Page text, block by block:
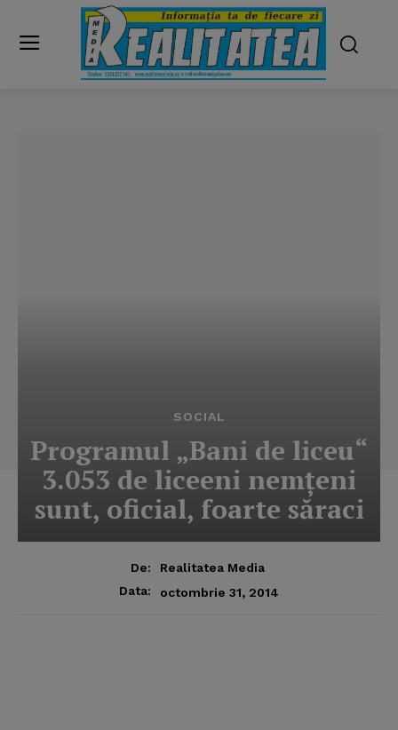
SOCIAL
Programul „Bani de liceu“
3.053 de liceeni nemţeni
sunt, oficial, foarte săraci
De:
Realitatea Media
Data:
octombrie 31, 2014